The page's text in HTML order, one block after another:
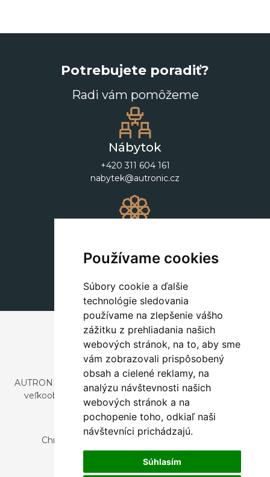
Používame cookies
Súbory cookie a ďalšie
technológie sledovania
používame na zlepšenie vášho
zážitku z prehliadania našich
webových stránok, na to, aby sme
vám zobrazovali prispôsobený
obsah a cielené reklamy, na
analýzu návštevnosti našich
webových stránok a na
pochopenie toho, odkiaľ naši
návštevníci prichádzajú.
Súhlasím
Potrebujete poradiť?
Radi vám pomôžeme
Nábytok
+420 311 604 161
nabytek@autronic.cz
+420 311 604 182
dekorace@autronic.cz
AUTRONIC, s.r.o. je spoločnosť zaoberajúca sa dovozom a
veľkoobchodným predajom dizajnového aj štýlového
nábytku a dekorácií.
Česká republika
Chrustenice 270, 267 12 Loděnice u Berouna
Slovensko
Nová 366, 032 02 Závažná Poruba